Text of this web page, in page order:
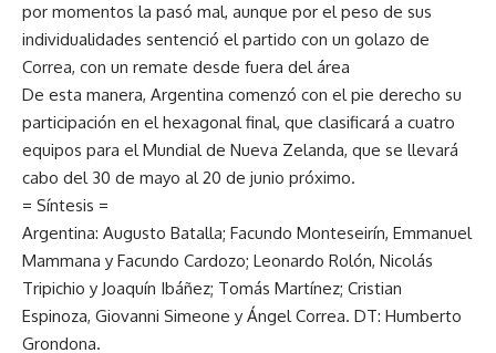
por momentos la pasó mal, aunque por el peso de sus
individualidades sentenció el partido con un golazo de
Correa, con un remate desde fuera del área
De esta manera, Argentina comenzó con el pie derecho su
participación en el hexagonal final, que clasificará a cuatro
equipos para el Mundial de Nueva Zelanda, que se llevará
cabo del 30 de mayo al 20 de junio próximo.
= Síntesis =
Argentina: Augusto Batalla; Facundo Monteseirín, Emmanuel
Mammana y Facundo Cardozo; Leonardo Rolón, Nicolás
Tripichio y Joaquín Ibáñez; Tomás Martínez; Cristian
Espinoza, Giovanni Simeone y Ángel Correa. DT: Humberto
Grondona.